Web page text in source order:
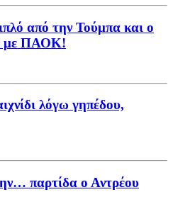
από την Τούμπα και ο
με ΠΑΟΚ!
λόγω γηπέδου,
παρτίδα ο Αντρέου